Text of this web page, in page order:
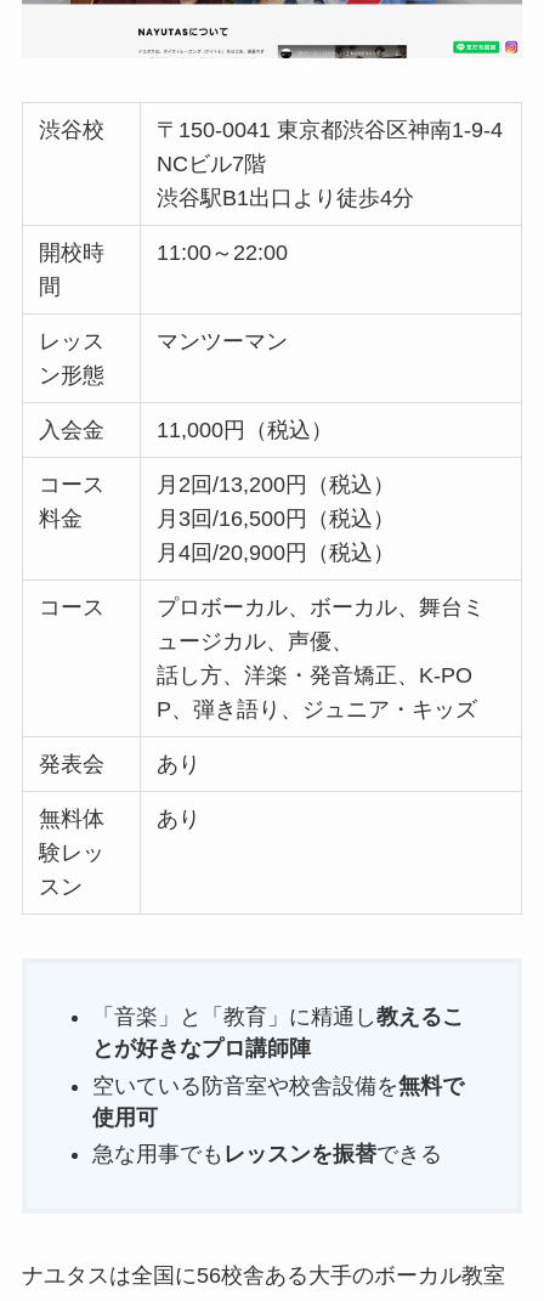
渋谷校
〒150-0041 東京都渋谷区神南1-9-4
NCビル7階
渋谷駅B1出口より徒歩4分
開校時
間
11:00～22:00
レッス
ン形態
マンツーマン
入会金 11,000円（税込）
コース
料金
月2回/13,200円（税込）
月3回/16,500円（税込）
月4回/20,900円（税込）
コース
プロボーカル、ボーカル、舞台ミ
ュージカル、声優、
話し方、洋楽・発音矯正、K-PO
P、弾き語り、ジュニア・キッズ
発表会 あり
無料体
験レッ
スン
あり
「音楽」と「教育」に精通し教えるこ
とが好きなプロ講師陣
空いている防音室や校舎設備を無料で
使用可
急な用事でも レッスンを振替できる
ナユタスは全国に56校舎ある大手のボーカル教室